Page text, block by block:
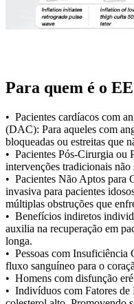
Para quem é o
• Pacientes cardíacos com
(DAC): Para aqueles com
bloqueadas ou estreitas que
• Pacientes Pós-Cirurgia ou
intervenções tradicionais não
• Pacientes Não Aptos para
invasiva para pacientes
múltiplas obstruções que
• Benefícios indiretos
auxilia na recuperação em
longa.
• Pessoas com
fluxo sanguíneo para o
• Homens com disfunção
• Indivíduos com Fatores de